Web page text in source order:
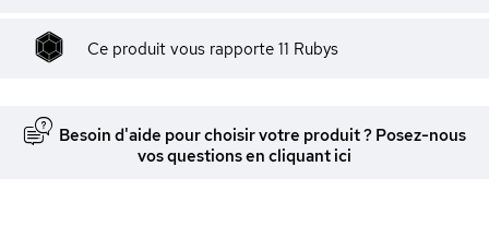
Ce produit vous rapporte 11 Rubys
Besoin d'aide pour choisir votre produit ? Posez-nous
vos questions en cliquant ici